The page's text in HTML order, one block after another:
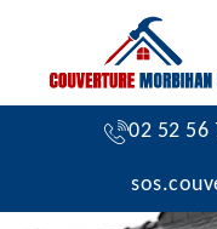
02 52 56